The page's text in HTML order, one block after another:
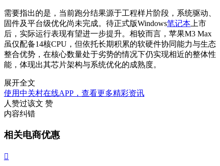
需要指出的是，当前跑分结果源于工程样片阶段，系统驱动、
固件及平台级优化尚未完成。待正式版Windows笔记本 上市
后，实际运行表现有望进一步提升。相较而言，苹果M3 Max
虽仅配备14核CPU，但依托长期积累的软硬件协同能力与生态
整合优势，在核心数量处于劣势的情况下仍实现相近的整体性
能，体现出其芯片架构与系统优化的成熟度。
展开全文
使用中关村在线APP，查看更多精彩资讯
人赞过该文 赞
内容纠错
相关电商优惠
